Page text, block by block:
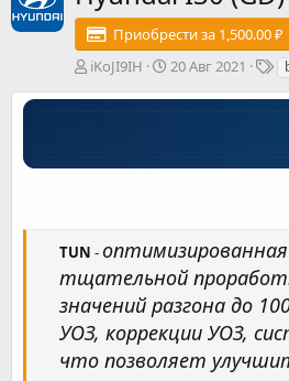
Приобрести за 1,500.00 ₽
А
т
iKoJI9IH
Д
т
о
н
и
я
20 Авг 2021
Т
г
TUN -
тщательной
значений разгона до
УОЗ, коррекции УОЗ,
что позволяет